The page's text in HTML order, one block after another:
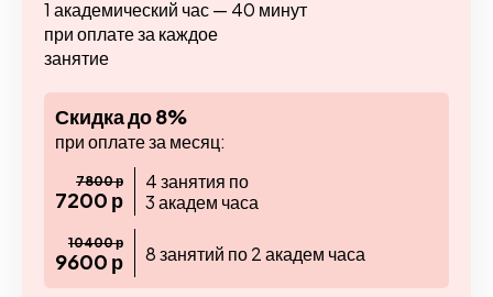
1 академический час — 40 минут
при оплате за каждое
занятие
Скидка до 8%
при оплате за месяц:
7800 р
7200 р
4 занятия по
3 академ часа
10400 р
9600 р 8 занятий по 2 академ часа